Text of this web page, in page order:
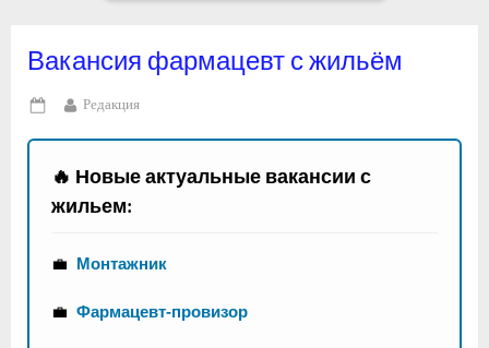
Вакансия фармацевт с жильём
Posted
on
By
Редакция
🔥 Новые актуальные вакансии с
жильем:
💼 Монтажник
💼 Фармацевт-провизор